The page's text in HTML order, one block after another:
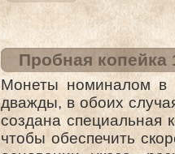
Пробная копейка
Монеты номиналом в
дважды, в обоих
создана специальная
чтобы обеспечить